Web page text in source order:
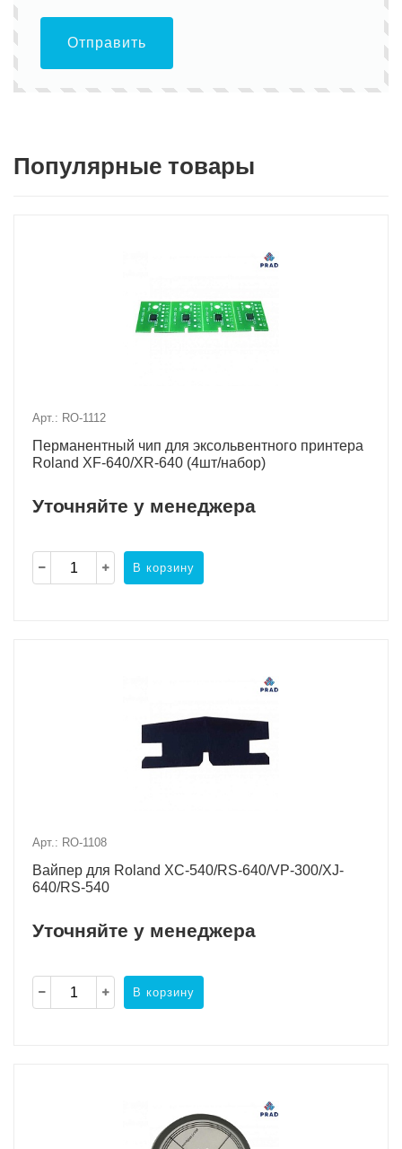
Отправить
Популярные товары
Арт.: RO-1112
Перманентный чип для эксольвентного принтера
Roland XF-640/XR-640 (4шт/набор)
Уточняйте у менеджера
В корзину
Арт.: RO-1108
Вайпер для Roland XC-540/RS-640/VP-300/XJ-
640/RS-540
Уточняйте у менеджера
В корзину